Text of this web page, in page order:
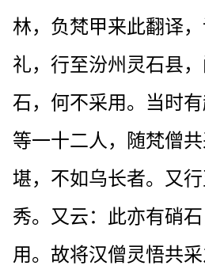
林，负梵甲来此翻译
礼，行至汾州灵石县
石，何不采用。当时
等一十二人，随梵僧
堪，不如乌长者。又
秀。又云：此亦有硝
用。故将汉僧灵悟共采